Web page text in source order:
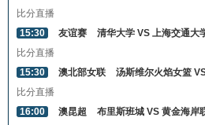
比分直播
15:30
友谊赛
清华大学 VS 上海交通大
比分直播
15:30
澳北部女联
汤斯维尔火焰女篮
比分直播
16:00
澳昆超
布里斯班城 VS 黄金海岸